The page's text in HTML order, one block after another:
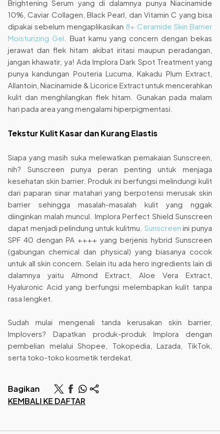
Brightening Serum yang di dalamnya punya Niacinamide
10%, Caviar Collagen, Black Pearl, dan Vitamin C yang bisa
dipakai sebelum mengaplikasikan 8+ Ceramide Skin Barrier
Moisturizing Gel . Buat kamu yang concern dengan bekas
jerawat dan flek hitam akibat iritasi maupun peradangan,
jangan khawatir, ya! Ada Implora Dark Spot Treatment yang
punya kandungan Pouteria Lucuma, Kakadu Plum Extract,
Allantoin, Niacinamide & Licorice Extract untuk mencerahkan
kulit dan menghilangkan flek hitam. Gunakan pada malam
hari pada area yang mengalami hiperpigmentasi.
Tekstur Kulit Kasar dan Kurang Elastis
Siapa yang masih suka melewatkan pemakaian Sunscreen,
nih? Sunscreen punya peran penting untuk menjaga
kesehatan skin barrier. Produk ini berfungsi melindungi kulit
dari paparan sinar matahari yang berpotensi merusak skin
barrier sehingga masalah-masalah kulit yang nggak
diinginkan malah muncul. Implora Perfect Shield Sunscreen
dapat menjadi pelindung untuk kulitmu. Sunscreen ini punya
SPF 40 dengan PA ++++ yang berjenis hybrid Sunscreen
(gabungan chemical dan physical) yang biasanya cocok
untuk all skin concern. Selain itu ada hero ingredients lain di
dalamnya yaitu Almond Extract, Aloe Vera Extract,
Hyaluronic Acid yang berfungsi melembapkan kulit tanpa
rasa lengket.
Sudah mulai mengenali tanda kerusakan skin barrier,
Implovers? Dapatkan produk-produk Implora dengan
pembelian melalui Shopee, Tokopedia, Lazada, TikTok,
serta toko-toko kosmetik terdekat.
KEMBALI KE DAFTAR
Bagikan